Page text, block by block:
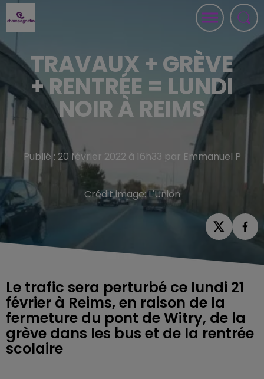
TRAVAUX + GRÈVE
+ RENTRÉE = LUNDI
NOIR À REIMS
Publié : 20 février 2022 à 16h33 par Emmanuel P
Crédit image:L'Union
Le trafic sera perturbé ce lundi 21
février à Reims, en raison de la
fermeture du pont de Witry, de la
grève dans les bus et de la rentrée
scolaire